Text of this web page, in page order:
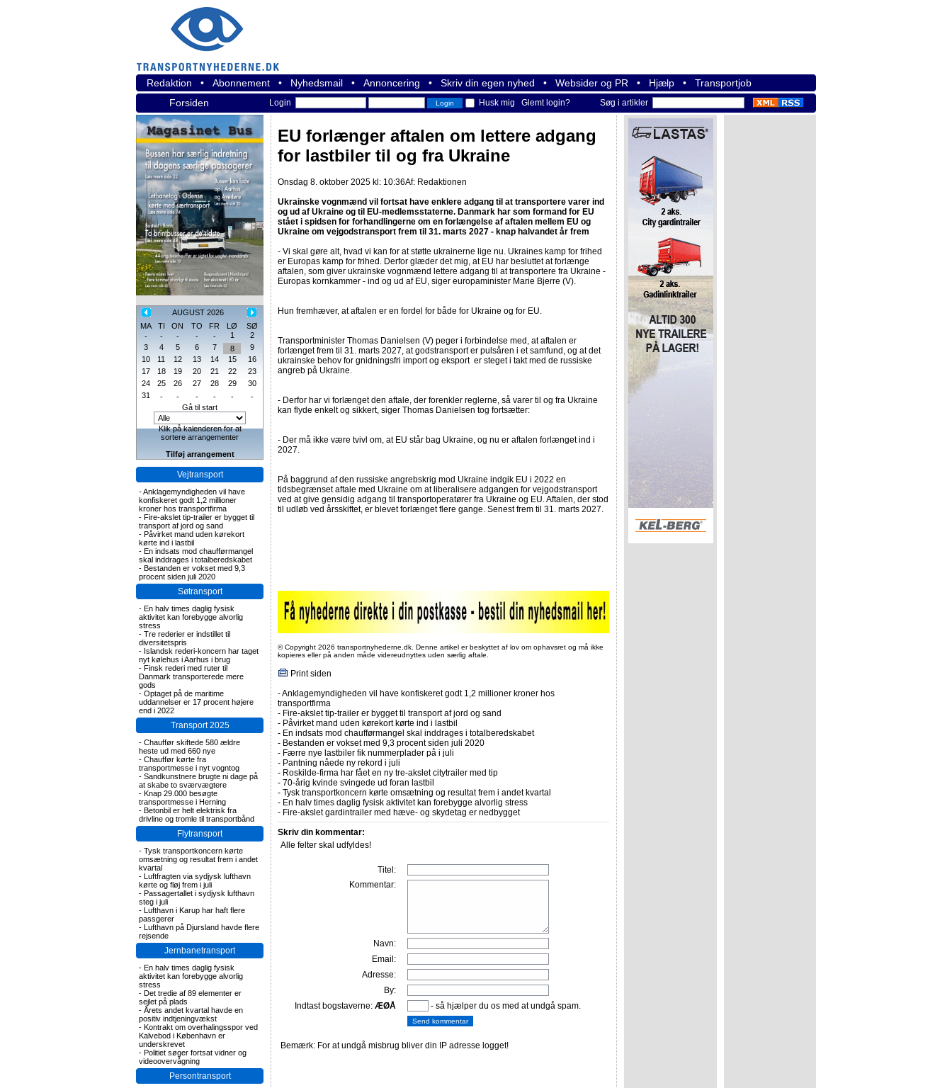
Redaktion • Abonnement • Nyhedsmail • Annoncering • Skriv din egen nyhed • Websider og PR • Hjælp • Transportjob
Forsiden
Login Husk mig Glemt login? Søg i artikler
AUGUST 2026
MA
TI ON TO FR LØ
SØ
-
- - - - 1
2
3
4 5 6 7 8
9
10
11 12 13 14 15
16
17
18 19 20 21 22
23
24
25 26 27 28 29
30
31
- - - - -
-
Gå til start
Klik på kalenderen for at
sortere arrangementer
Tilføj arrangement
Vejtransport
-Anklagemyndigheden vil have
konfiskeret godt 1,2 millioner
kroner hos transportfirma
- Fire-akslet tip-trailer er bygget til
transport af jord og sand
- Påvirket mand uden kørekort
kørte ind i lastbil
- En indsats mod chaufførmangel
skal inddrages i totalberedskabet
- Bestanden er vokset med 9,3
procent siden juli 2020
Søtransport
- En halv times daglig fysisk
aktivitet kan forebygge alvorlig
stress
- Tre rederier er indstillet til
diversitetspris
- Islandsk rederi-koncern har taget
nyt kølehus i Aarhus i brug
- Finsk rederi med ruter til
Danmark transporterede mere
gods
- Optaget på de maritime
uddannelser er 17 procent højere
end i 2022
Transport 2025
- Chauffør skiftede 580 ældre
heste ud med 660 nye
- Chauffør kørte fra
transportmesse i nyt vogntog
- Sandkunstnere brugte ni dage på
at skabe to sværvægtere
- Knap 29.000 besøgte
transportmesse i Herning
- Betonbil er helt elektrisk fra
drivline og tromle til transportbånd
Flytransport
- Tysk transportkoncern kørte
omsætning og resultat frem i andet
kvartal
- Luftfragten via sydjysk lufthavn
kørte og fløj frem i juli
- Passagertallet i sydjysk lufthavn
steg i juli
- Lufthavn i Karup har haft flere
passgerer
- Lufthavn på Djursland havde flere
rejsende
Jernbanetransport
- En halv times daglig fysisk
aktivitet kan forebygge alvorlig
stress
- Det tredie af 89 elementer er
sejlet på plads
- Årets andet kvartal havde en
positiv indtjeningvækst
- Kontrakt om overhalingsspor ved
Kalvebod i København er
underskrevet
- Politiet søger fortsat vidner og
videoovervågning
Persontransport
EU forlænger aftalen om lettere adgang
for lastbiler til og fra Ukraine
Onsdag 8. oktober 2025 kl: 10:36Af: Redaktionen
Ukrainske vognmænd vil fortsat have enklere adgang til at transportere varer ind
og ud af Ukraine og til EU-medlemsstaterne. Danmark har som formand for EU
stået i spidsen for forhandlingerne om en forlængelse af aftalen mellem EU og
Ukraine om vejgodstransport frem til 31. marts 2027 - knap halvandet år frem
- Vi skal gøre alt, hvad vi kan for at støtte ukrainerne lige nu. Ukraines kamp for frihed
er Europas kamp for frihed. Derfor glæder det mig, at EU har besluttet at forlænge
aftalen, som giver ukrainske vognmænd lettere adgang til at transportere fra Ukraine -
Europas kornkammer - ind og ud af EU, siger europaminister Marie Bjerre (V).
Hun fremhæver, at aftalen er en fordel for både for Ukraine og for EU.
Transportminister Thomas Danielsen (V) peger i forbindelse med, at aftalen er
forlænget frem til 31. marts 2027, at godstransport er pulsåren i et samfund, og at det
ukrainske behov for gnidningsfri import og eksport er steget i takt med de russiske
angreb på Ukraine.
- Derfor har vi forlænget den aftale, der forenkler reglerne, så varer til og fra Ukraine
kan flyde enkelt og sikkert, siger Thomas Danielsen tog fortsætter:
- Der må ikke være tvivl om, at EU står bag Ukraine, og nu er aftalen forlænget ind i
2027.
På baggrund af den russiske angrebskrig mod Ukraine indgik EU i 2022 en
tidsbegrænset aftale med Ukraine om at liberalisere adgangen for vejgodstransport
ved at give gensidig adgang til transportoperatører fra Ukraine og EU. Aftalen, der stod
til udløb ved årsskiftet, er blevet forlænget flere gange. Senest frem til 31. marts 2027.
© Copyright 2026 transportnyhederne.dk. Denne artikel er beskyttet af lov om ophavsret og må ikke
kopieres eller på anden måde videreudnyttes uden særlig aftale.
Print siden
-Anklagemyndigheden vil have konfiskeret godt 1,2 millioner kroner hos
transportfirma
- Fire-akslet tip-trailer er bygget til transport af jord og sand
- Påvirket mand uden kørekort kørte ind i lastbil
- En indsats mod chaufførmangel skal inddrages i totalberedskabet
- Bestanden er vokset med 9,3 procent siden juli 2020
- Færre nye lastbiler fik nummerplader på i juli
- Pantning nåede ny rekord i juli
- Roskilde-firma har fået en ny tre-akslet citytrailer med tip
- 70-årig kvinde svingede ud foran lastbil
- Tysk transportkoncern kørte omsætning og resultat frem i andet kvartal
- En halv times daglig fysisk aktivitet kan forebygge alvorlig stress
- Fire-akslet gardintrailer med hæve- og skydetag er nedbygget
Skriv din kommentar:
Alle felter skal udfyldes!
Titel:
Kommentar:
Navn:
Email:
Adresse:
By:
Indtast bogstaverne: ÆØÅ - så hjælper du os med at undgå spam.
Bemærk: For at undgå misbrug bliver din IP adresse logget!